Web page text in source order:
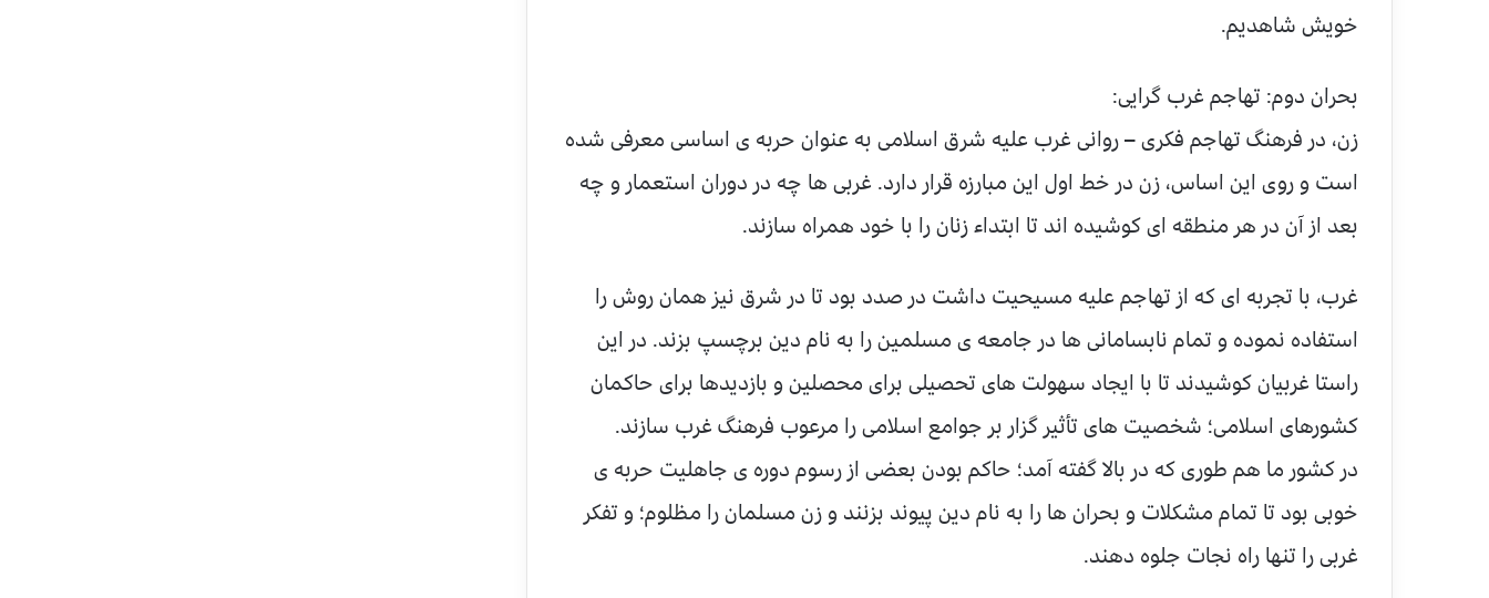
خویش شاهدیم.
بحران دوم: تهاجم غرب گرایی:
زن، در فرهنگ تهاجم فکری – روانی غرب علیه شرق اسلامی به عنوان حربه ی اساسی معرفی شده
است و روی این اساس، زن در خط اول این مبارزه قرار دارد. غربی ها چه در دوران استعمار و چه
بعد از آن در هر منطقه ای کوشیده اند تا ابتداء زنان را با خود همراه سازند.
غرب، با تجربه ای که از تهاجم علیه مسیحیت داشت در صدد بود تا در شرق نیز همان روش را
استفاده نموده و تمام نابسامانی ها در جامعه ی مسلمین را به نام دین برچسپ بزند. در این
راستا غربیان کوشیدند تا با ایجاد سهولت های تحصیلی برای محصلین و بازدیدها برای حاکمان
کشورهای اسلامی؛ شخصیت های تأثیر گزار بر جوامع اسلامی را مرعوب فرهنگ غرب سازند.
در کشور ما هم طوری که در بالا گفته آمد؛ حاکم بودن بعضی از رسوم دوره ی جاهلیت حربه ی
خوبی بود تا تمام مشکلات و بحران ها را به نام دین پیوند بزنند و زن مسلمان را مظلوم؛ و تفکر
غربی را تنها راه نجات جلوه دهند.